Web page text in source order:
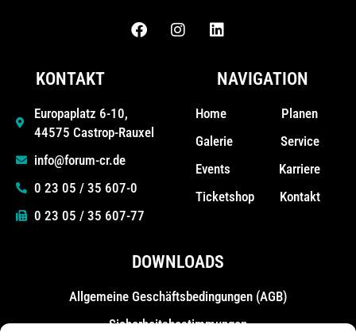
KONTAKT
Europaplatz 6-10,
44575 Castrop-Rauxel
info@forum-cr.de
0 23 05 / 35 607-0
0 23 05 / 35 607-77
NAVIGATION
Home
Galerie
Events
Ticketshop
Planen
Service
Karriere
Kontakt
DOWNLOADS
Allgemeine Geschäfts­bedingungen (AGB)
Sicherheitsbestimmungen